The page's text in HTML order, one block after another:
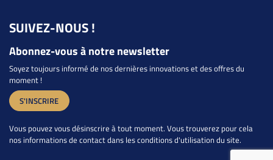
SUIVEZ-NOUS !
Abonnez-vous à notre newsletter
Soyez toujours informé de nos dernières innovations et des offres du
moment !
S'INSCRIRE
Vous pouvez vous désinscrire à tout moment. Vous trouverez pour cela
nos informations de contact dans les conditions d'utilisation du site.